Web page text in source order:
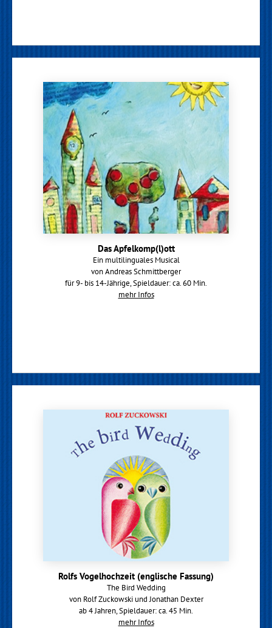
Das Apfelkomp(l)ott
Ein multilinguales Musical
von Andreas Schmittberger
für 9- bis 14-Jährige, Spieldauer: ca. 60 Min.
mehr Infos
Rolfs Vogelhochzeit (englische Fassung)
The Bird Wedding
von Rolf Zuckowski und Jonathan Dexter
ab 4 Jahren, Spieldauer: ca. 45 Min.
mehr Infos